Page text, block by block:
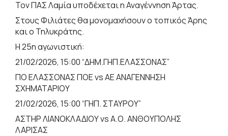
Τον ΠΑΣ Λαμία υποδέχεται η Αναγέννηση Άρτας.
Στους Φιλιάτες θα μονομαχήσουν ο τοπικός Άρης
και ο Τηλυκράτης.
Η 25η αγωνιστική:
21/02/2026, 15:00 “ΔΗΜ.ΓΗΠ.ΕΛΑΣΣΟΝΑΣ”
ΠΟ ΕΛΑΣΣΟΝΑΣ ΠΟΕ vs ΑΕ ΑΝΑΓΕΝΝΗΣΗ
ΣΧΗΜΑΤΑΡΙΟΥ
21/02/2026, 15:00 “ΓΗΠ. ΣΤΑΥΡΟΥ”
ΑΣΤΗΡ ΛΙΑΝΟΚΛΑΔΙΟΥ vs Α.Ο. ΑΝΘΟΥΠΟΛΗΣ
ΛΑΡΙΣΑΣ